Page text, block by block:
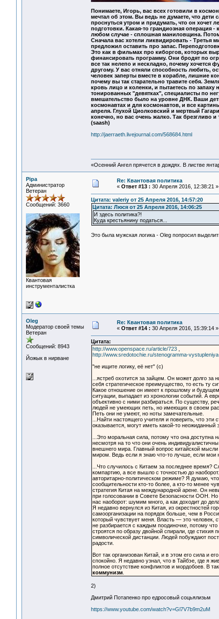
Понимаете, Игорь, вас всех готовили в
мечтал об этом. Вы ведь не думаете, что дети
проснуться утром и придумать, что он хочет
подготовки. Какая-то грандиозная операция
любом случае - сплошная маниловщина.
Сначала вас хотели ликвидировать - Третья
предложил оставить про запас.
Это как в фильмах про киборгов, которых
финансировать программу. Они бродят по
все так нелепо и нескладно, почему хочется
другому. У вас отняли способность любить,
человек заперты вместе в корабле, лишние
почему вы так старательно травите себя.
кровь лицо и коленки, и пытаетесь по запаху
тонированных "девятках", специалисты по
вмешательство было на уровне ДНК. Ваши
космонавтах и для космонавтов, и все
апреля. Глухой Циолковский и мертвый
конечно, но вас очень жалко. Так брезгливо и
(saash)
http://jaerraeth.livejournal.com/568684.html
«Осенний Ангел прячется в дождях. В листве
Pipa
Администратор
Ветеран
Сообщений: 3660
Квантовая
инструменталистка
Re: Квантовая политика
« Ответ #13 : 30 Апреля 2016, 12:38:21 »
Цитата: valeriy от 25 Апреля 2016, 14:57:20
Цитата: Люся от 25 Апреля 2016, 14:06:25
И здесь политика?!
Куда крестьянину податься...
Это была мужская логика - Oleg попросил
Oleg
Модератор своей темы
Ветеран
Сообщений: 8943
Йожык в нирване
Re: Квантовая политика
« Ответ #14 : 30 Апреля 2016, 15:39:14 »
Цитата:
http://www.openspace.ru/article/723,
http://www.sredotochie.ru/stenogramma-
"не ищите логику, её нет" (с)
...ястреб охотится за зайцем. Он может долго за
себя стратегическое преимущество, то есть ту
Какое отношение он имеет к прошлому и
ситуации, выпадает из хронологии событий. А
объективно с ними разбираться. По существу,
людей не умеющих петь, но имеющих в своем
Петь они не умеют, но ноты замечательные.
...Найти настоящего учителя и поверить, что
оказывается, могут иметь какой-то неожиданный
...Это моральная сила, потому что она
несмотря на то что они очень
внешнего мира. Главный вопрос китайской
миром. Ведь если я знаю что-то лучше, если мои
...Что случилось с Китаем за последнее время?
компартию, а все вышло с точностью до
авторитарно-политическом режиме? Я думаю,
сообщительности кто-то более, а кто-то менее
стратегия Китая на международной арене. Он
при голосовании в Совете Безопасности ООН. Но
нас наоборот: шумим много, а как доходит до
Я недавно вернулся из Китая, из окрестностей
самоорганизации на порядок больше, чем в
который чувствует меня. Власть — это
не разбирается с каждым поодиночке, потому
строятся по образу двойной спирали, где
символической дистанции. Людей побуждают
радости.
Вот так организован Китай, и в этом его сила и
спокойно. Я недавно узнал, что в Тайбэе, где я
полное отсутствие конфликтов и мордобоев. В
коммунизм.
2)
Дмитрий Потапенко про едросовый соцьялизьм
https://www.youtube.com/watch?v=Gl7V7b9m2uM